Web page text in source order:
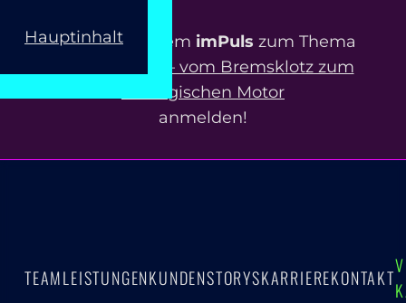
Hauptinhalt
Jetzt zu unserem imPuls zum Thema
ERP-Projekte – vom Bremsklotz zum
strategischen Motor
anmelden!
TEAMLEISTUNGENKUNDENSTORYSKARRIEREKONTAKT